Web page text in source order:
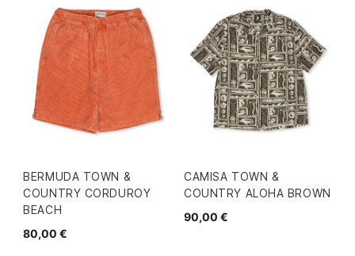
BERMUDA TOWN &
COUNTRY CORDUROY
BEACH
80,00 €
CAMISA TOWN &
COUNTRY ALOHA BROWN
90,00 €